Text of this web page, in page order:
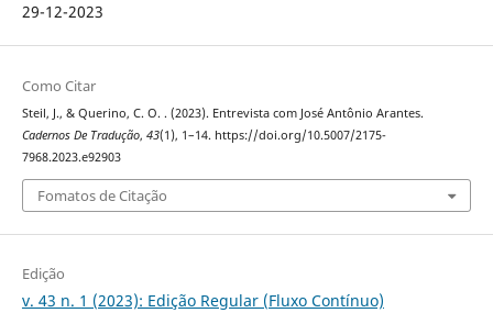
29-12-2023
Como Citar
Steil, J., & Querino, C. O. . (2023). Entrevista com José Antônio Arantes.
Cadernos De Tradução, 43(1), 1–14. https://doi.org/10.5007/2175-
7968.2023.e92903
Fomatos de Citação
Edição
v. 43 n. 1 (2023): Edição Regular (Fluxo Contínuo)